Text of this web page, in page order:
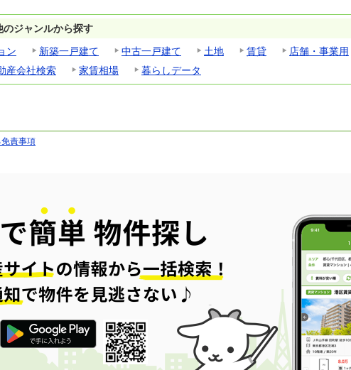
ジャンルから探す
ン 新築一戸建て 中古一戸建て 土地 賃貸 店舗・事業用
産会社検索 家賃相場 暮らしデータ
責事項